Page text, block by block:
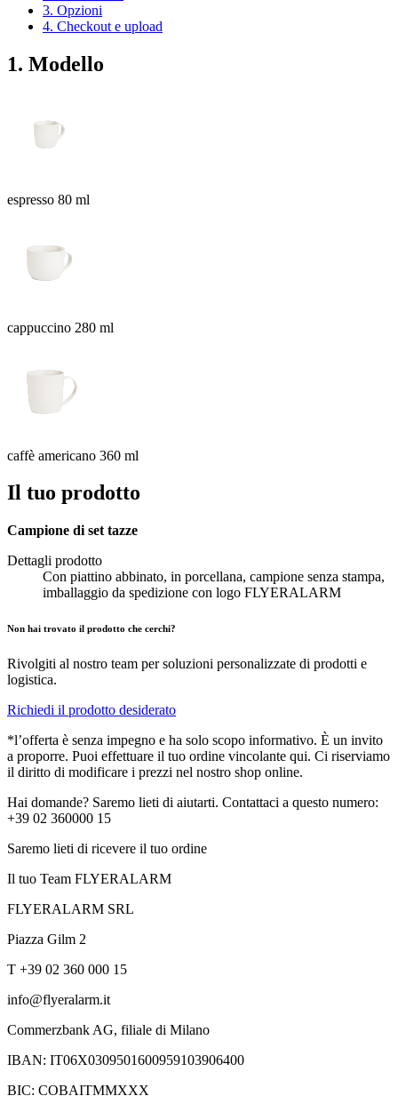
3. Opzioni
4. Checkout e upload
1. Modello
espresso 80 ml
cappuccino 280 ml
caffè americano 360 ml
Il tuo prodotto
Campione di set tazze
Dettagli prodotto
Con piattino abbinato, in porcellana, campione senza stampa,
imballaggio da spedizione con logo FLYERALARM
Non hai trovato il prodotto che cerchi?
Rivolgiti al nostro team per soluzioni personalizzate di prodotti e
logistica.
Richiedi il prodotto desiderato
*l’offerta è senza impegno e ha solo scopo informativo. È un invito
a proporre. Puoi effettuare il tuo ordine vincolante qui. Ci riserviamo
il diritto di modificare i prezzi nel nostro shop online.
Hai domande? Saremo lieti di aiutarti. Contattaci a questo numero:
+39 02 360000 15
Saremo lieti di ricevere il tuo ordine
Il tuo Team FLYERALARM
FLYERALARM SRL
Piazza Gilm 2
T +39 02 360 000 15
info@flyeralarm.it
Commerzbank AG, filiale di Milano
IBAN: IT06X0309501600959103906400
BIC: COBAITMMXXX